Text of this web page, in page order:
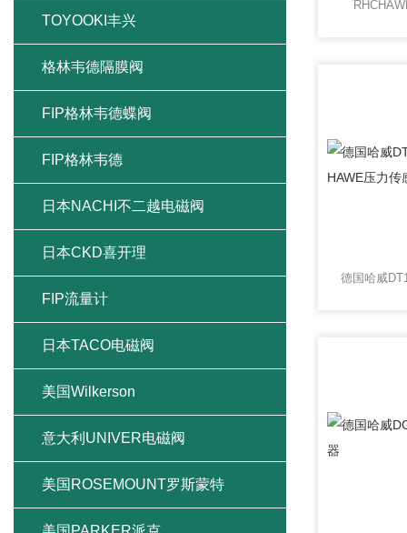
TOYOOKI丰兴
格林韦德隔膜阀
FIP格林韦德蝶阀
FIP格林韦德
日本NACHI不二越电磁阀
日本CKD喜开理
FIP流量计
日本TACO电磁阀
美国Wilkerson
意大利UNIVER电磁阀
美国ROSEMOUNT罗斯蒙特